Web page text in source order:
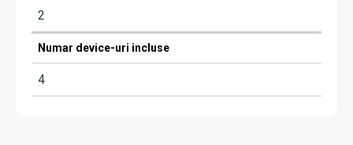
2
Numar device-uri incluse
4